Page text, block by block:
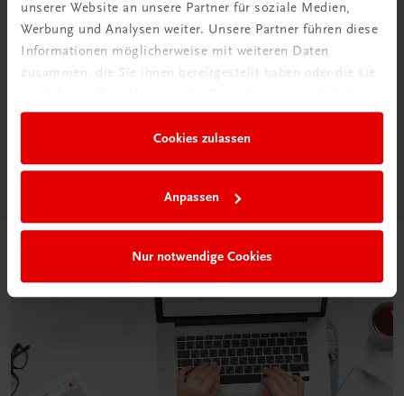
unserer Website an unsere Partner für soziale Medien,
Werbung und Analysen weiter. Unsere Partner führen diese
Informationen möglicherweise mit weiteren Daten
zusammen, die Sie ihnen bereitgestellt haben oder die sie
Cookies zulassen
Anpassen
Nur notwendige Cookies
Neu in der DigiBox
Klassenzimmer“